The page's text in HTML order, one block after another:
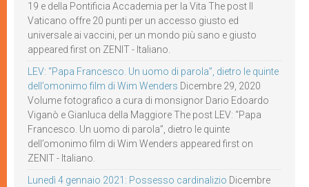
19 e della Pontificia Accademia per la Vita The post Il
Vaticano offre 20 punti per un accesso giusto ed
universale ai vaccini, per un mondo più sano e giusto
appeared first on ZENIT - Italiano.
LEV: “Papa Francesco. Un uomo di parola”, dietro le quinte
dell’omonimo film di Wim Wenders Dicembre 29, 2020
Volume fotografico a cura di monsignor Dario Edoardo
Viganò e Gianluca della Maggiore The post LEV: “Papa
Francesco. Un uomo di parola”, dietro le quinte
dell’omonimo film di Wim Wenders appeared first on
ZENIT - Italiano.
Lunedì 4 gennaio 2021: Possesso cardinalizio Dicembre